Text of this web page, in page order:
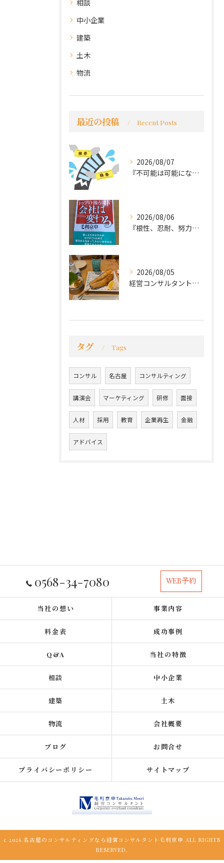
相談
中小企業
建築
土木
物流
最近の投稿 Recent Posts
2026/08/07
『不可能は可能になる』
2026/08/06
『根性、忍耐、努力という言葉は死語なのか』
2026/08/05
経営コンサルタントのモーちゃん・毛利京申です。
タグ Tags
コンサル 名古屋 コンサルティング
講演会 マーケティング 研修 面接
人材 採用 教育 企業再生 金融
アドバイス
0568-34-7080 WEB予約
当社の想い 事業内容
料金表 成功事例
Q&A 当社の特徴
相談 中小企業
建築 土木
物流 会社概要
ブログ お問合せ
プライバシーポリシー サイトマップ
c 2026 名古屋のコンサルティングなら経営コンサルタント毛利京申 ALL RIGHTS
RESERVED.